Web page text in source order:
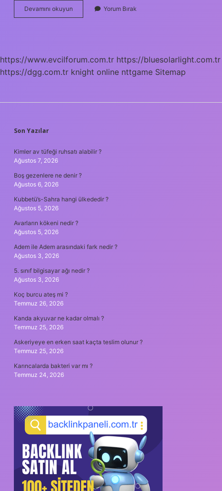
Devamını okuyun Rasyonel
Ne
Yorum Bırak
https://www.evcilforum.com.tr https://bluesolarlight.com.tr
https://dgg.com.tr knight online nttgame Sitemap
SIDEBAR
Son Yazılar
Kimler av tüfeği ruhsatı alabilir ?
Ağustos 7, 2026
Boş gezenlere ne denir ?
Ağustos 6, 2026
Kubbetü’s-Sahra hangi ülkededir ?
Ağustos 5, 2026
Avarların kökeni nedir ?
Ağustos 5, 2026
Adem ile Adem arasındaki fark nedir ?
Ağustos 3, 2026
5. sınıf bilgisayar ağı nedir ?
Ağustos 3, 2026
Koç burcu ateş mi ?
Temmuz 26, 2026
Kanda akyuvar ne kadar olmalı ?
Temmuz 25, 2026
Askeriyeye en erken saat kaçta teslim olunur ?
Temmuz 25, 2026
Karıncalarda bakteri var mı ?
Temmuz 24, 2026